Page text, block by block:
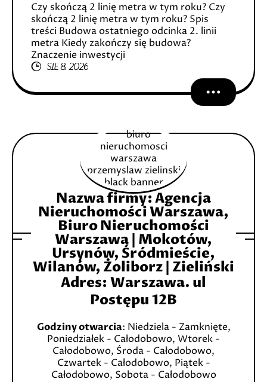
Czy skończą 2 linię metra w tym roku? Czy
skończą 2 linię metra w tym roku? Spis
treści Budowa ostatniego odcinka 2. linii
metra Kiedy zakończy się budowa?
Znaczenie inwestycji
SIE 8, 2026
Nazwa firmy: Agencja
Nieruchomości Warszawa,
Biuro Nieruchomości
Warszawa | Mokotów,
Ursynów, Śródmieście,
Wilanów, Żoliborz | Zieliński
Adres:Warszawa. ul
Postępu 12B
Godziny otwarcia: Niedziela - Zamknięte,
Poniedziałek - Całodobowo, Wtorek -
Całodobowo, Środa - Całodobowo,
Czwartek - Całodobowo, Piątek -
Całodobowo, Sobota - Całodobowo